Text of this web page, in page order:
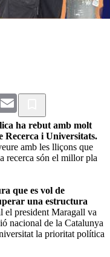
Email
ha rebut amb molt
Recerca i Universitats.
amb les lliçons que
recerca són el millor pla
que es vol de
una estructura
el president Maragall va
nacional de la Catalunya
la prioritat política